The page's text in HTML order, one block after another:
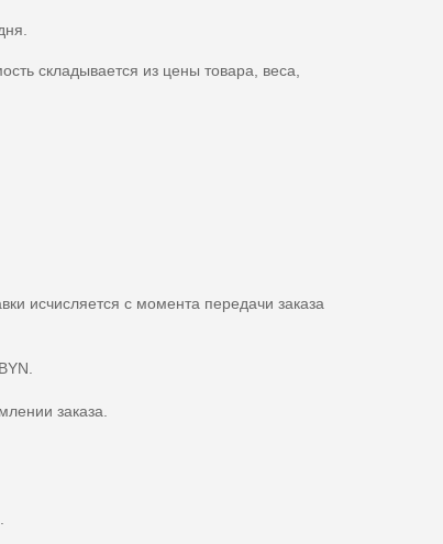
складывается из цены товара, веса,
исчисляется с момента передачи заказа
заказа.